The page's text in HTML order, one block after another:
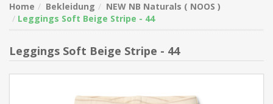
Home Bekleidung
NEW NB Naturals ( NOOS )
Leggings Soft Beige Stripe - 44
Leggings Soft Beige Stripe - 44